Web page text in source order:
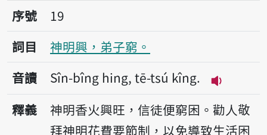
序號19神明興，弟子窮。
序號
19
詞目
神明興，弟子窮。
音讀
Sîn-bîng hing, tē-tsú kîng.
播放音
釋義
神明香火興旺，信徒便窮困。勸人敬
拜神明花費要節制，以免導致生活困